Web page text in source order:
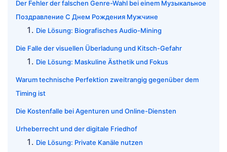
Der Fehler der falschen Genre-Wahl bei einem Музыкальное
Поздравление С Днем Рождения Мужчине
Die Lösung: Biografisches Audio-Mining
Die Falle der visuellen Überladung und Kitsch-Gefahr
Die Lösung: Maskuline Ästhetik und Fokus
Warum technische Perfektion zweitrangig gegenüber dem
Timing ist
Die Kostenfalle bei Agenturen und Online-Diensten
Urheberrecht und der digitale Friedhof
Die Lösung: Private Kanäle nutzen